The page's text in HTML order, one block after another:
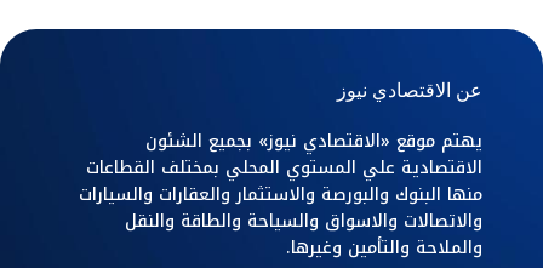
عن الاقتصادي نيوز
يهتم موقع «الاقتصادي نيوز» بجميع الشئون
الاقتصادية علي المستوي المحلي بمختلف القطاعات
منها البنوك والبورصة والاستثمار والعقارات والسيارات
والاتصالات والاسواق والسياحة والطاقة والنقل
والملاحة والتأمين وغيرها.